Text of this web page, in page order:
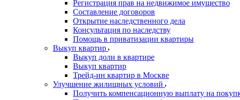
Регистрация прав на недвижимое имущество
Составление договоров
Открытие наследственного дела
Консультация по наследству
Помощь в приватизации квартиры
Выкуп квартир
Выкуп доли в квартире
Выкуп квартир
Трейд-ин квартир в Москве
Улучшение жилищных условий
Получить компенсационную выплату на